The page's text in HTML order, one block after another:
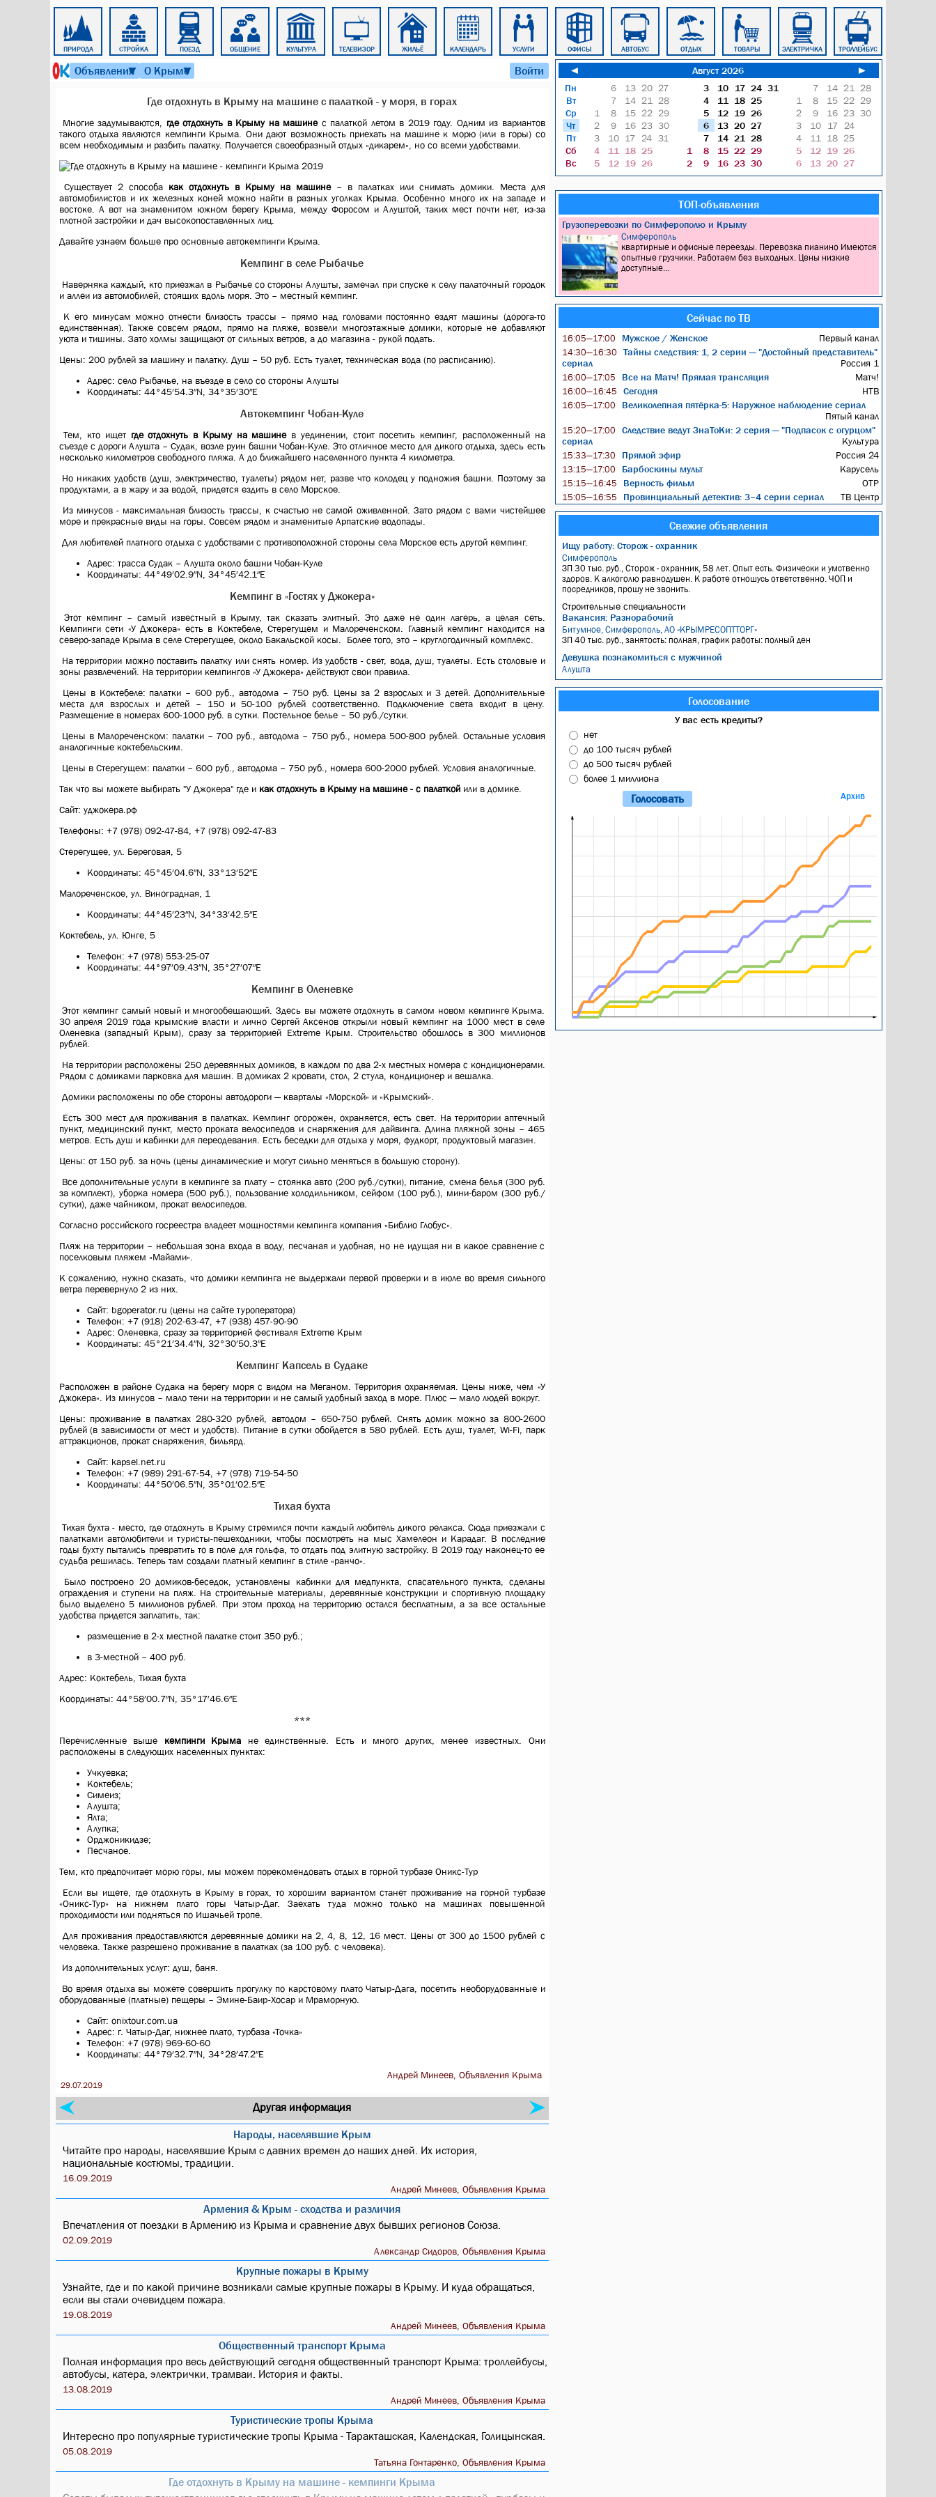
ПРИРОДА СТРОЙКА ПОЕЗД ОБЩЕНИЕ КУЛЬТУРА ТЕЛЕВИЗОР ЖИЛЬЁ КАЛЕНДАРЬ УСЛУГИ ОФИСЫ АВТОБУС ОТДЫХ ТОВАРЫ ЭЛЕКТРИЧКА ТРОЛЛЕЙБУС
Объявления
▼ О Крыме
▼ Войти
Где отдохнуть в Крыму на машине с палаткой - у моря, в горах
Многие задумываются, где отдохнуть в Крыму на машинес палаткой летом в 2019 году. Одним из вариантов
такого отдыха являются кемпинги Крыма. Они дают возможность приехать на машине к морю (или в горы) со
всем необходимым и разбить палатку. Получается своеобразный отдых «дикарем», но со всеми удобствами.
Существует 2 способа как отдохнуть в Крыму на машине– в палатках или снимать домики. Места для
автомобилистов и их железных коней можно найти в разных уголках Крыма. Особенно много их на западе и
востоке. А вот на знаменитом южном берегу Крыма, между Форосом и Алуштой, таких мест почти нет, из-за
плотной застройки и дач высокопоставленных лиц.
Давайте узнаем больше про основные автокемпинги Крыма.
Кемпинг в селе Рыбачье
Наверняка каждый, кто приезжал в Рыбачье со стороны Алушты, замечал при спуске к селу палаточный городок
и аллеи из автомобилей, стоящих вдоль моря. Это – местный кемпинг.
К его минусам можно отнести близость трассы – прямо над головами постоянно ездят машины (дорога-то
единственная). Также совсем рядом, прямо на пляже, возвели многоэтажные домики, которые не добавляют
уюта и тишины. Зато холмы защищают от сильных ветров, а до магазина - рукой подать.
Цены: 200 рублей за машину и палатку. Душ – 50 руб. Есть туалет, техническая вода (по расписанию).
Адрес: село Рыбачье, на въезде в село со стороны Алушты
Координаты: 44°45′54.3″N, 34°35′30″E
Автокемпинг Чобан-Куле
Тем, кто ищет где отдохнуть в Крыму на машинев уединении, стоит посетить кемпинг, расположенный на
съезде с дороги Алушта – Судак, возле руин башни Чобан-Куле. Это отличное место для дикого отдыха, здесь есть
несколько километров свободного пляжа. А до ближайшего населенного пункта 4 километра.
Но никаких удобств (душ, электричество, туалеты) рядом нет, разве что колодец у подножия башни. Поэтому за
продуктами, а в жару и за водой, придется ездить в село Морское.
Из минусов - максимальная близость трассы, к счастью не самой оживленной. Зато рядом с вами чистейшее
море и прекрасные виды на горы. Совсем рядом и знаменитые Арпатские водопады.
Для любителей платного отдыха с удобствами с противоположной стороны села Морское есть другой кемпинг.
Адрес: трасса Судак – Алушта около башни Чобан-Куле
Координаты: 44°49′02.9″N, 34°45′42.1″E
Кемпинг в «Гостях у Джокера»
Этот кемпинг – самый известный в Крыму, так сказать элитный. Это даже не один лагерь, а целая сеть.
Кемпинги сети «У Джокера» есть в Коктебеле, Стерегущем и Малореченском. Главный кемпинг находится на
северо-западе Крыма в селе Стерегущее, около Бакальской косы. Более того, это – круглогодичный комплекс.
На территории можно поставить палатку или снять номер. Из удобств - свет, вода, душ, туалеты. Есть столовые и
зоны развлечений. На территории кемпингов «У Джокера» действуют свои правила.
Цены в Коктебеле: палатки – 600 руб., автодома – 750 руб. Цены за 2 взрослых и 3 детей. Дополнительные
места для взрослых и детей – 150 и 50-100 рублей соответственно. Подключение света входит в цену.
Размещение в номерах 600-1000 руб. в сутки. Постельное белье – 50 руб./сутки.
Цены в Малореченском: палатки – 700 руб., автодома – 750 руб., номера 500-800 рублей. Остальные условия
аналогичные коктебельским.
Цены в Стерегущем: палатки – 600 руб., автодома – 750 руб., номера 600-2000 рублей. Условия аналогичные.
Так что вы можете выбирать "У Джокера" где и как отдохнуть в Крыму на машине - с палаткойили в домике.
Сайт: уджокера.рф
Телефоны: +7 (978) 092-47-84, +7 (978) 092-47-83
Стерегущее, ул. Береговая, 5
Координаты: 45°45′04.6″N, 33°13′52″E
Малореченское, ул. Виноградная, 1
Координаты: 44°45′23″N, 34°33′42.5″E
Коктебель, ул. Юнге, 5
Телефон: +7 (978) 553-25-07
Координаты: 44°97′09.43″N, 35°27′07″E
Кемпинг в Оленевке
Этот кемпинг самый новый и многообещающий. Здесь вы можете отдохнуть в самом новом кемпинге Крыма.
30 апреля 2019 года крымские власти и лично Сергей Аксенов открыли новый кемпинг на 1000 мест в селе
Оленевка (западный Крым), сразу за территорией Extreme Крым. Строительство обошлось в 300 миллионов
рублей.
На территории расположены 250 деревянных домиков, в каждом по два 2-х местных номера с кондиционерами.
Рядом с домиками парковка для машин. В домиках 2 кровати, стол, 2 стула, кондиционер и вешалка.
Домики расположены по обе стороны автодороги — кварталы «Морской» и «Крымский».
Есть 300 мест для проживания в палатках. Кемпинг огорожен, охраняется, есть свет. На территории аптечный
пункт, медицинский пункт, место проката велосипедов и снаряжения для дайвинга. Длина пляжной зоны – 465
метров. Есть душ и кабинки для переодевания. Есть беседки для отдыха у моря, фудкорт, продуктовый магазин.
Цены: от 150 руб. за ночь (цены динамические и могут сильно меняться в большую сторону).
Все дополнительные услуги в кемпинге за плату – стоянка авто (200 руб./сутки), питание, смена белья (300 руб.
за комплект), уборка номера (500 руб.), пользование холодильником, сейфом (100 руб.), мини-баром (300 руб./
сутки), даже чайником, прокат велосипедов.
Согласно российского госреестра владеет мощностями кемпинга компания «Библио Глобус».
Пляж на территории – небольшая зона входа в воду, песчаная и удобная, но не идущая ни в какое сравнение с
поселковым пляжем «Майами».
К сожалению, нужно сказать, что домики кемпинга не выдержали первой проверки и в июле во время сильного
ветра перевернуло 2 из них.
Сайт: bgoperator.ru (цены на сайте туроператора)
Телефон: +7 (918) 202-63-47, +7 (938) 457-90-90
Адрес: Оленевка, сразу за территорией фестиваля Extreme Крым
Координаты: 45°21′34.4″N, 32°30′50.3″E
Кемпинг Капсель в Судаке
Расположен в районе Судака на берегу моря с видом на Меганом. Территория охраняемая. Цены ниже, чем «У
Джокера». Из минусов – мало тени на территории и не самый удобный заход в море. Плюс — мало людей вокруг.
Цены: проживание в палатках 280-320 рублей, автодом – 650-750 рублей. Снять домик можно за 800-2600
рублей (в зависимости от мест и удобств). Питание в сутки обойдется в 580 рублей. Есть душ, туалет, Wi-Fi, парк
аттракционов, прокат снаряжения, бильярд.
Сайт: kapsel.net.ru
Телефон: +7 (989) 291-67-54, +7 (978) 719-54-50
Координаты: 44°50′06.5″N, 35°01′02.5″E
Тихая бухта
Тихая бухта - место, где отдохнуть в Крыму стремился почти каждый любитель дикого релакса. Сюда приезжали с
палатками автолюбители и туристы-пешеходники, чтобы посмотреть на мыс Хамелеон и Карадаг. В последние
годы бухту пытались превратить то в поле для гольфа, то отдать под элитную застройку. В 2019 году наконец-то ее
судьба решилась. Теперь там создали платный кемпинг в стиле «ранчо».
Было построено 20 домиков-беседок, установлены кабинки для медпункта, спасательного пункта, сделаны
ограждения и ступени на пляж. На строительные материалы, деревянные конструкции и спортивную площадку
было выделено 5 миллионов рублей. При этом проход на территорию остался бесплатным, а за все остальные
удобства придется заплатить, так:
размещение в 2-х местной палатке стоит 350 руб.;
в 3-местной – 400 руб.
Адрес: Коктебель, Тихая бухта
Координаты: 44°58′00.7″N, 35°17′46.6″E
***
Перечисленные выше кемпинги Крыма не единственные. Есть и много других, менее известных. Они
расположены в следующих населенных пунктах:
Учкуевка;
Коктебель;
Симеиз;
Алушта;
Ялта;
Алупка;
Орджоникидзе;
Песчаное.
Тем, кто предпочитает морю горы, мы можем порекомендовать отдых в горной турбазе Оникс-Тур
Если вы ищете, где отдохнуть в Крыму в горах, то хорошим вариантом станет проживание на горной турбазе
«Оникс-Тур» на нижнем плато горы Чатыр-Даг. Заехать туда можно только на машинах повышенной
проходимости или подняться по Ишачьей тропе.
Для проживания предоставляются деревянные домики на 2, 4, 8, 12, 16 мест. Цены от 300 до 1500 рублей с
человека. Также разрешено проживание в палатках (за 100 руб. с человека).
Из дополнительных услуг: душ, баня.
Во время отдыха вы можете совершить прогулку по карстовому плато Чатыр-Дага, посетить необорудованные и
оборудованные (платные) пещеры – Эмине-Баир-Хосар и Мраморную.
Сайт: onixtour.com.ua
Адрес: г. Чатыр-Даг, нижнее плато, турбаза «Точка»
Телефон: +7 (978) 969-60-60
Координаты: 44°79′32.7″N, 34°28′47.2″E
Андрей Минеев, Объявления Крыма
29.07.2019
Другая информация
Народы, населявшие Крым
Читайте про народы, населявшие Крым с давних времен до наших дней. Их история,
национальные костюмы, традиции.
16.09.2019
Андрей Минеев, Объявления Крыма
Армения & Крым - сходства и различия
Впечатления от поездки в Армению из Крыма и сравнение двух бывших регионов Союза.
02.09.2019
Александр Сидоров, Объявления Крыма
Крупные пожары в Крыму
Узнайте, где и по какой причине возникали самые крупные пожары в Крыму. И куда обращаться,
если вы стали очевидцем пожара.
19.08.2019
Андрей Минеев, Объявления Крыма
Общественный транспорт Крыма
Полная информация про весь действующий сегодня общественный транспорт Крыма: троллейбусы,
автобусы, катера, электрички, трамваи. История и факты.
13.08.2019
Андрей Минеев, Объявления Крыма
Туристические тропы Крыма
Интересно про популярные туристические тропы Крыма - Таракташская, Календская, Голицынская.
05.08.2019
Татьяна Гонтаренко, Объявления Крыма
Где отдохнуть в Крыму на машине - кемпинги Крыма
◄ Август 2026
►
Пн
Вт
Ср
Чт
Пт
Сб
Вс
6 13 20 27
7
14 21
28
1
8 15 22 29
2
9 16 23 30
3
10 17 24 31
4
11 18 25
5
12 19 26
3 10 17 24 31
4
11 18 25
5
12 19 26
6
13 20 27
7
14 21
28
1
8 15 22 29
2
9 16 23 30
7 14 21
28
1
8 15 22 29
2
9 16 23 30
3
10 17
24
4
11 18 25
5
12 19 26
6
13 20 27
ТОП-объявления
Грузоперевозки по Симферополю и Крыму
Симферополь
квартирные и офисные переезды. Перевозка пианино Имеются
опытные грузчики. Работаем без выходных. Цены низкие
доступные...
Сейчас по ТВ
16:05—17:00 Мужское / Женское Первый канал
14:30—16:30
Тайны следствия: 1, 2 серии — "Достойный представитель"
сериал
Россия 1
16:00—17:05 Все на Матч! Прямая трансляция Матч!
16:00—16:45 Сегодня НТВ
16:05—17:00
Великолепная пятёрка-5: Наружное наблюдение сериал
Пятый канал
15:20—17:00
Следствие ведут ЗнаТоКи: 2 серия — "Подпасок с огурцом"
сериал
Культура
15:33—17:30 Прямой эфир Россия 24
13:15—17:00 Барбоскины мульт Карусель
15:15—16:45 Верность фильм ОТР
15:05—16:55 Провинциальный детектив: 3–4 серии сериал ТВ Центр
Свежие объявления
Ищу работу: Сторож - охранник
Симферополь
ЗП 30 тыс. руб., Сторож - охранник, 58 лет. Опыт есть. Физически и умственно
здоров. К алкоголю равнодушен. К работе отношусь ответственно. ЧОП и
посредников, прошу не звонить.
Строительные специальности
Вакансия: Разнорабочий
Битумное, Симферополь, АО «КРЫМРЕСОПТТОРГ»
ЗП 40 тыс. руб., занятость: полная, график работы: полный ден
Девушка познакомиться с мужчиной
Алушта
Голосование
У вас есть кредиты?
нет
до 100 тысяч рублей
до 500 тысяч рублей
более 1 миллиона
Архив